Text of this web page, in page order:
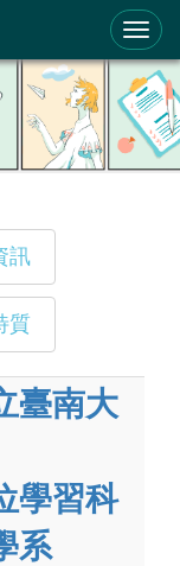
訊
質
臺南大
學習科
系